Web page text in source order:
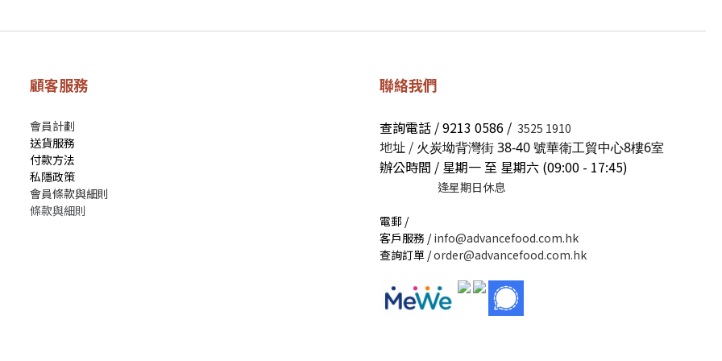
顧客服務
會員計劃
送貨服務
付款方法
私隱政策
會員條款與細則
條款與細則
聯絡我們
查詢電話 / 9213 0586 / 3525 1910
地址 / 火炭坳背灣街 38-40 號華衛工貿中心8樓6室
辦公時間 / 星期一 至 星期六 (09:00 - 17:45)
逢星期日休息
電郵 /
客戶服務 /info@advancefood.com.hk
查詢訂單 /order@advancefood.com.hk